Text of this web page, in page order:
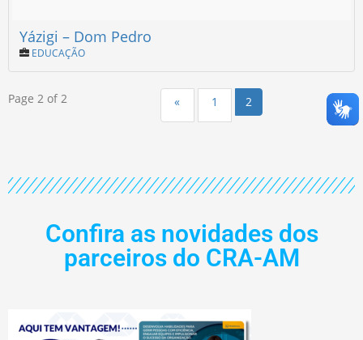
Yázigi – Dom Pedro
EDUCAÇÃO
Page 2 of 2 « 1 2
Confira as novidades dos
parceiros do CRA-AM